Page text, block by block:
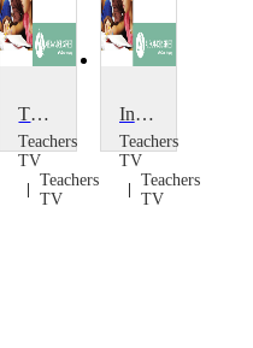
The Struggle for Education in Karamoja
Teachers
TV
Teachers
TV
Integrating Health and Education
Teachers
TV
Teachers
TV